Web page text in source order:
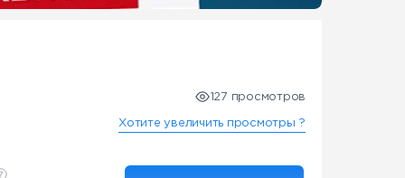
127 просмотров
Хотите увеличить просмотры ?